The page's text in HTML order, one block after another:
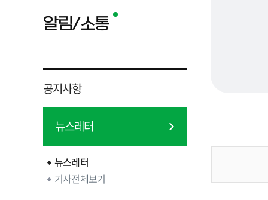
알림/소통
공지사항
뉴스레터
뉴스레터
기사전체보기